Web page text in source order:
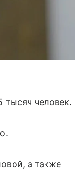
тысяч человек.
а также